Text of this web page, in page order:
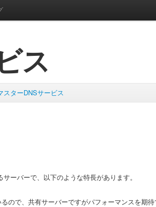
ス
スターDNSサービス
ーバーで、以下のような特長があります。
ので、共有サーバーですがパフォーマンスを期待